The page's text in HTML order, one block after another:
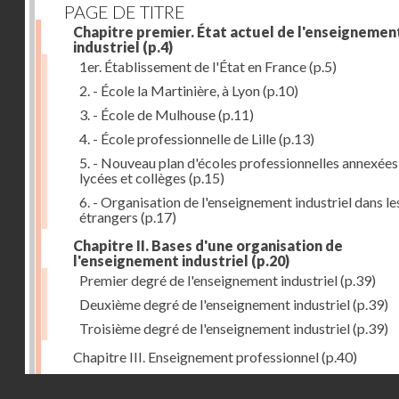
PAGE DE TITRE
Chapitre premier. État actuel de
industriel (p.4)
1er. Établissement de l'État en France(p.5)
2. - École la Martinière, à Lyon(p.10)
3. - École de Mulhouse(p.11)
4. - École professionnelle de Lille(p.13)
5. - Nouveau plan d'écoles professionnelles
lycées et collèges (p.15)
6. - Organisation de l'enseignement industriel dans
étrangers (p.17)
Chapitre II. Bases d'une organisation de
l'enseignement industriel (p.20)
Premier degré de l'enseignement industriel(p.39)
Deuxième degré de l'enseignement industriel(p.39)
Troisième degré de l'enseignement industriel(p.39)
Chapitre III. Enseignement professionnel(p.40)